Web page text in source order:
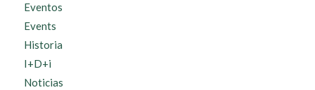
Eventos
Events
Historia
I+D+i
Noticias